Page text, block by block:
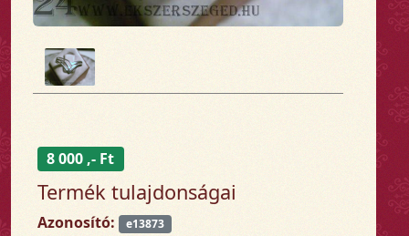
8 000 ,- Ft
Termék tulajdonságai
Azonosító: e13873